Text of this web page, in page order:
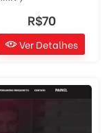
R$70
Ver Detalhes